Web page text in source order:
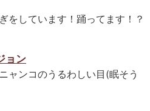
をしています！踊ってます！？
ョン
ャンコのうるわしい目(眠そう